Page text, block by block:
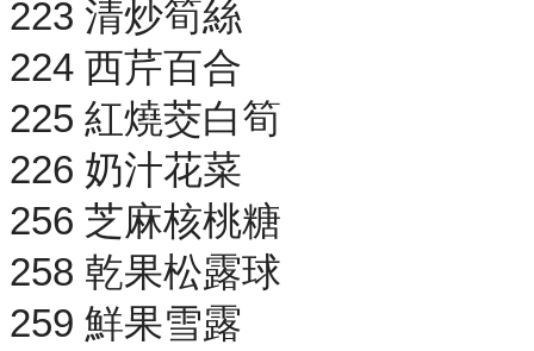
223 清炒筍絲
224 西芹百合
225 紅燒茭白筍
226 奶汁花菜
256 芝麻核桃糖
258 乾果松露球
259 鮮果雪露